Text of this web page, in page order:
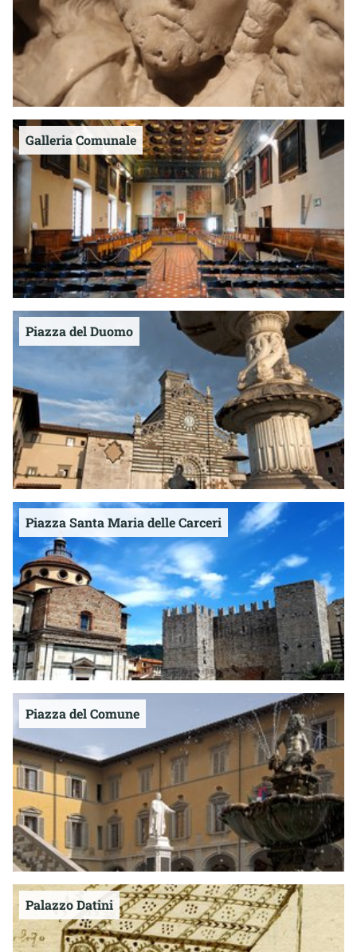
Galleria Comunale
Piazza del Duomo
Piazza Santa Maria delle Carceri
Piazza del Comune
Palazzo Datini